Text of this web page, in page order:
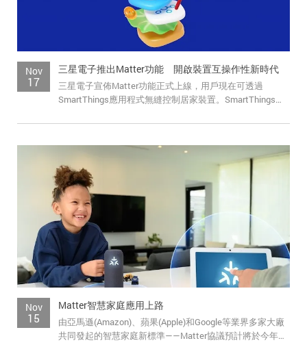
Nov
17
三星電子推出Matter功能 開啟裝置互操作性新時代
三星電子宣佈Matter功能正式上線，用戶現在可透過
SmartThings應用程式無縫控制居家裝置。SmartThings
Nov
15
Matter智慧家庭應用上路
由亞馬遜(Amazon)、蘋果(Apple)和Google等業界多家大廠
共同發起的智慧家庭新標準——Matter協議預計將於今年秋